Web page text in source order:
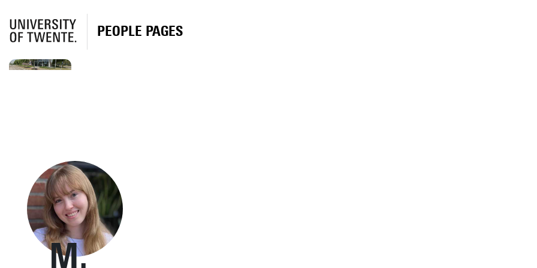
PEOPLE PAGES
M.